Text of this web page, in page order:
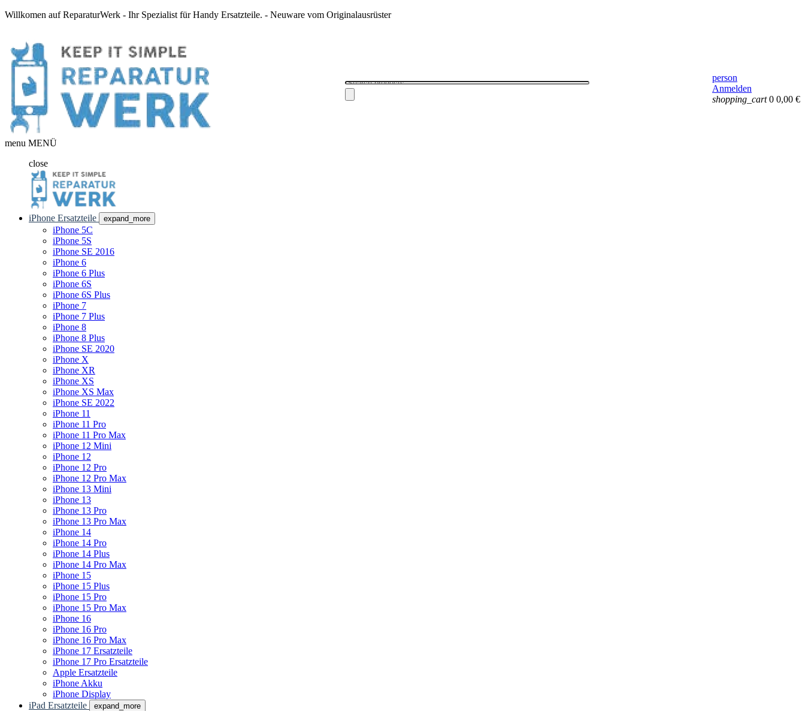
Willkomen auf ReparaturWerk - Ihr Spezialist für Handy Ersatzteile. - Neuware vom Originalausrüster
person
Anmelden
shopping_cart 0 0,00 €
menu MENÜ
close
iPhone Ersatzteile expand_more
iPhone 5C
iPhone 5S
iPhone SE 2016
iPhone 6
iPhone 6 Plus
iPhone 6S
iPhone 6S Plus
iPhone 7
iPhone 7 Plus
iPhone 8
iPhone 8 Plus
iPhone SE 2020
iPhone X
iPhone XR
iPhone XS
iPhone XS Max
iPhone SE 2022
iPhone 11
iPhone 11 Pro
iPhone 11 Pro Max
iPhone 12 Mini
iPhone 12
iPhone 12 Pro
iPhone 12 Pro Max
iPhone 13 Mini
iPhone 13
iPhone 13 Pro
iPhone 13 Pro Max
iPhone 14
iPhone 14 Pro
iPhone 14 Plus
iPhone 14 Pro Max
iPhone 15
iPhone 15 Plus
iPhone 15 Pro
iPhone 15 Pro Max
iPhone 16
iPhone 16 Pro
iPhone 16 Pro Max
iPhone 17 Ersatzteile
iPhone 17 Pro Ersatzteile
Apple Ersatzteile
iPhone Akku
iPhone Display
iPad Ersatzteile
expand_more